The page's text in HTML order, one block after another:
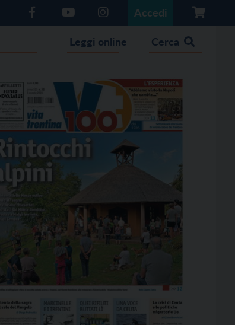
Accedi
Leggi online Cerca